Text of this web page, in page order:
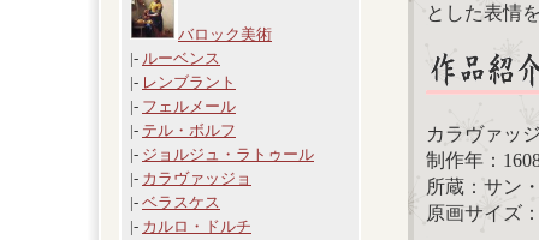
バロック美術
|- ルーベンス
|- レンブラント
|- フェルメール
|- テル・ボルフ
|- ジョルジュ・ラトゥール
|- カラヴァッジョ
|- ベラスケス
|- カルロ・ドルチ
とした表情
カラヴァッ
制作年：
所蔵：サン
原画サイズ